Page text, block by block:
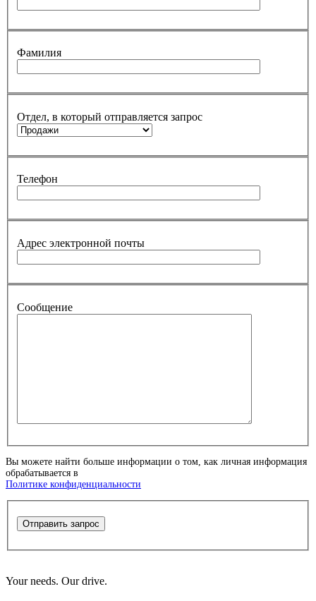
Фамилия
Отдел, в который отправляется запрос
Телефон
Адрес электронной почты
Сообщение
Вы можете найти больше информации о том, как личная информация
обрабатывается в
Политике конфиденциальности
Отправить запрос
Your needs. Our drive.